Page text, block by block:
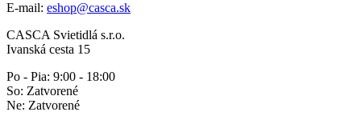
E-mail: eshop@casca.sk
CASCA Svietidlá s.r.o.
Ivanská cesta 15
Po - Pia: 9:00 - 18:00
So: Zatvorené
Ne: Zatvorené